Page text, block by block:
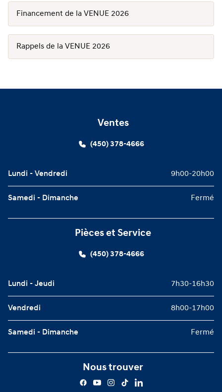
Financement de la VENUE 2026
Rappels de la VENUE 2026
Ventes
(450) 378-4666
Lundi - Vendredi 9h00-20h00
Samedi - Dimanche Fermé
Pièces et Service
(450) 378-4666
Lundi - Jeudi 7h30-16h30
Vendredi 8h00-17h00
Samedi - Dimanche Fermé
Nous trouver